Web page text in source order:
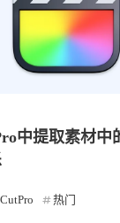
中提取素材中
热门